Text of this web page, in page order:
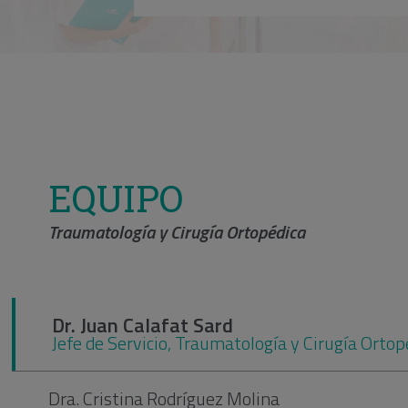
EQUIPO
Traumatología y Cirugía Ortopédica
Dr. Juan Calafat Sard
Jefe de Servicio, Traumatología y Cirugía
Dra. Cristina Rodríguez Molina